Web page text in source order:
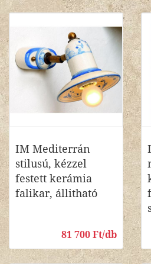
IM Mediterrán
stilusú, kézzel
festett kerámia
falikar, állitható
81 700 Ft/db